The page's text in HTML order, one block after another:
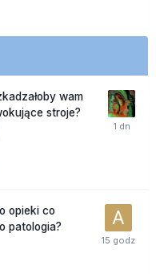
wam
stroje?
opieki co
patologia?